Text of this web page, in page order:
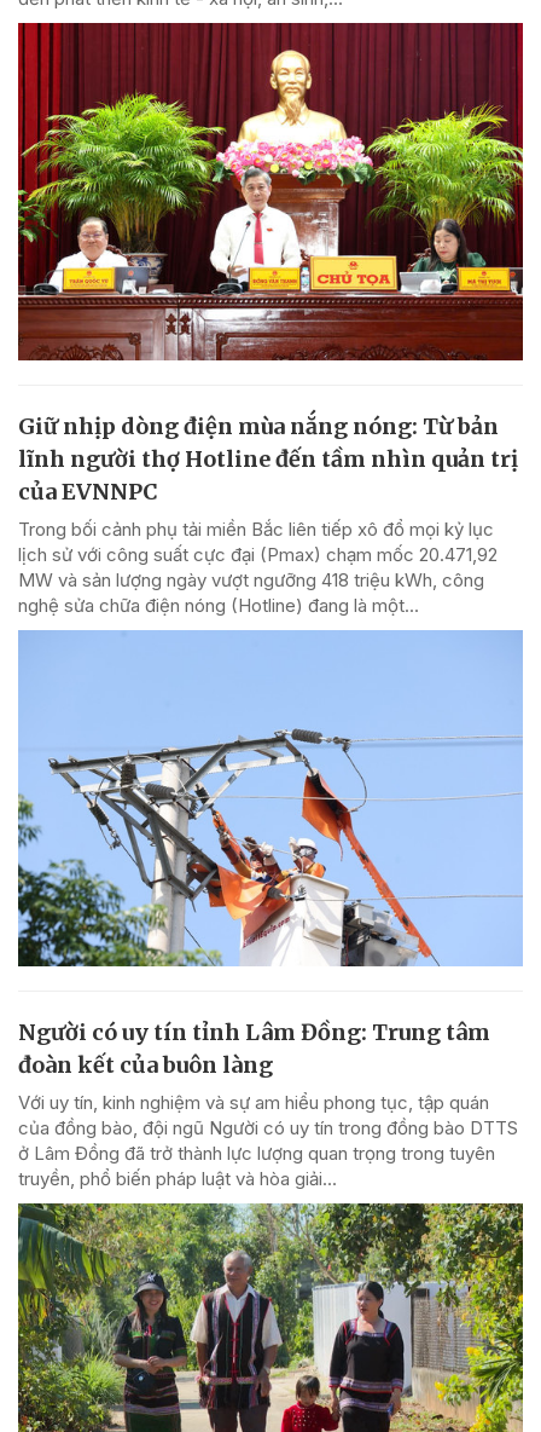
Giữ nhịp dòng điện mùa nắng nóng: Từ bản
lĩnh người thợ Hotline đến tầm nhìn quản trị
của EVNNPC
Trong bối cảnh phụ tải miền Bắc liên tiếp xô đổ mọi kỷ lục
lịch sử với công suất cực đại (Pmax) chạm mốc 20.471,92
MW và sản lượng ngày vượt ngưỡng 418 triệu kWh, công
nghệ sửa chữa điện nóng (Hotline) đang là một...
Người có uy tín tỉnh Lâm Đồng: Trung tâm
đoàn kết của buôn làng
Với uy tín, kinh nghiệm và sự am hiểu phong tục, tập quán
của đồng bào, đội ngũ Người có uy tín trong đồng bào DTTS
ở Lâm Đồng đã trở thành lực lượng quan trọng trong tuyên
truyền, phổ biến pháp luật và hòa giải...